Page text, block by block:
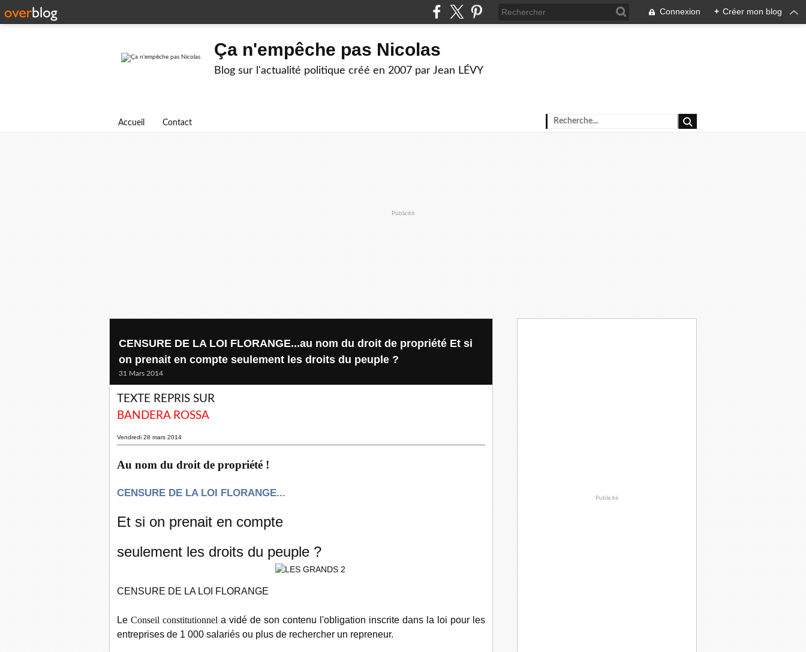
Connexion + Créer mon blog
Ça n'empêche pas Nicolas
Blog sur l'actualité politique créé en 2007 par Jean LÉVY
Accueil Contact
Publicité
CENSURE DE LA LOI FLORANGE...au nom du droit de propriété Et si
on prenait en compte seulement les droits du peuple ?
31 Mars 2014
TEXTE REPRIS SUR
BANDERA ROSSA
Vendredi 28 mars 2014
Au nom du droit de propriété !
CENSURE DE LA LOI FLORANGE...
Et si on prenait en compte
seulement les droits du peuple ?
CENSURE DE LA LOI FLORANGE
Le Conseil constitutionnel a vidé de son contenu l'obligation inscrite dans la loi pour les
entreprises de 1 000 salariés ou plus de rechercher un repreneur.
Publicité